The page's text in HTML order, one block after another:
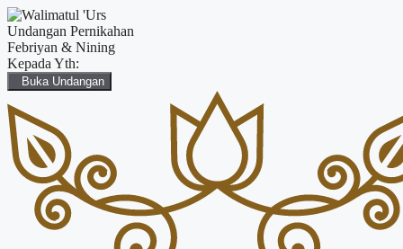
Undangan Pernikahan
Febriyan & Nining
Kepada Yth:
Buka Undangan